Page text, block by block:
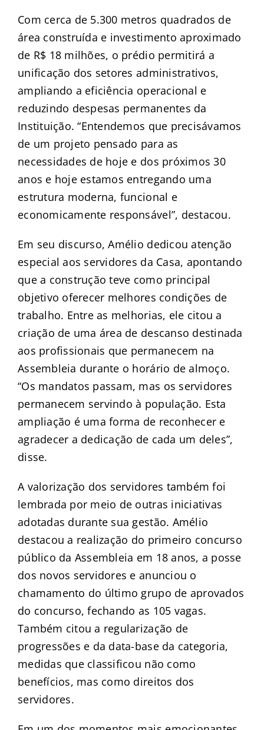
Com cerca de 5.300 metros quadrados de
área construída e investimento aproximado
de R$ 18 milhões, o prédio permitirá a
unificação dos setores administrativos,
ampliando a eficiência operacional e
reduzindo despesas permanentes da
Instituição. “Entendemos que precisávamos
de um projeto pensado para as
necessidades de hoje e dos próximos 30
anos e hoje estamos entregando uma
estrutura moderna, funcional e
economicamente responsável”, destacou.
Em seu discurso, Amélio dedicou atenção
especial aos servidores da Casa, apontando
que a construção teve como principal
objetivo oferecer melhores condições de
trabalho. Entre as melhorias, ele citou a
criação de uma área de descanso destinada
aos profissionais que permanecem na
Assembleia durante o horário de almoço.
“Os mandatos passam, mas os servidores
permanecem servindo à população. Esta
ampliação é uma forma de reconhecer e
agradecer a dedicação de cada um deles”,
disse.
A valorização dos servidores também foi
lembrada por meio de outras iniciativas
adotadas durante sua gestão. Amélio
destacou a realização do primeiro concurso
público da Assembleia em 18 anos, a posse
dos novos servidores e anunciou o
chamamento do último grupo de aprovados
do concurso, fechando as 105 vagas.
Também citou a regularização de
progressões e da data-base da categoria,
medidas que classificou não como
benefícios, mas como direitos dos
servidores.